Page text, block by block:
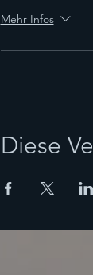
Mehr Infos
Diese